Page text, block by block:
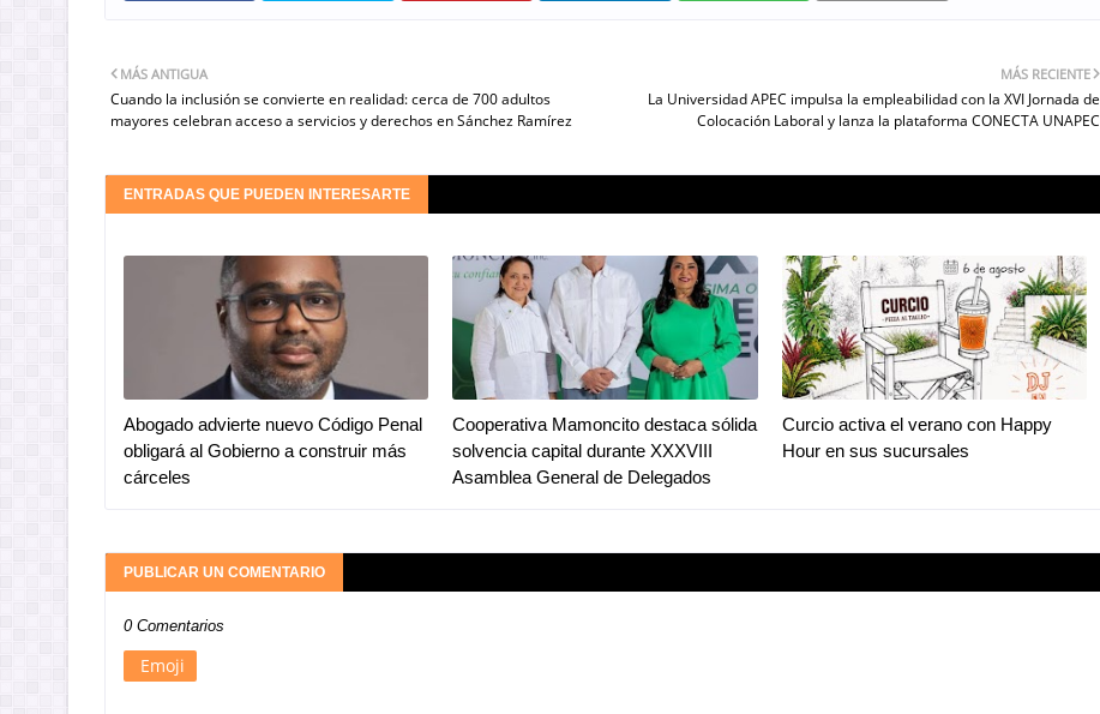
MÁS RECIENTE
La Universidad APEC impulsa la empleabilidad con la XVI Jornada de
Colocación Laboral y lanza la plataforma CONECTA UNAPEC
MÁS ANTIGUA
Cuando la inclusión se convierte en realidad: cerca de 700 adultos
mayores celebran acceso a servicios y derechos en Sánchez Ramírez
ENTRADAS QUE PUEDEN INTERESARTE
Abogado advierte nuevo Código Penal
obligará al Gobierno a construir más
cárceles
Cooperativa Mamoncito destaca sólida
solvencia capital durante XXXVIII
Asamblea General de Delegados
Curcio activa el verano con Happy
Hour en sus sucursales
PUBLICAR UN COMENTARIO
0 Comentarios
Emoji